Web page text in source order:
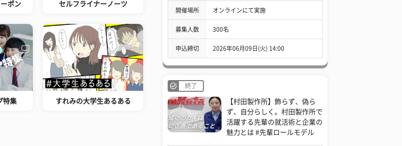
ポン セルフライナーノーツ
特集 すれみの大学生あるある
開催場所 オンラインにて実施
募集人数 300名
申込締切 2026年06月09日(火) 14:00
終了
【村田製作所】飾らず、偽ら
ず、自分らしく。村田製作所で
活躍する先輩の就活術と企業の
魅力とは #先輩ロールモデル